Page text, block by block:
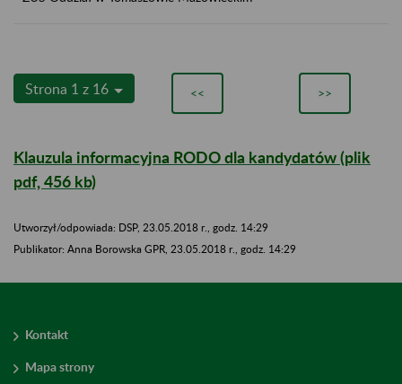
Strona 1 z 16 << >>
Klauzula informacyjna RODO dla kandydatów (plik
pdf, 456 kb)
Utworzył/odpowiada: DSP, 23.05.2018 r., godz. 14:29
​​​​​​​Publikator: Anna Borowska GPR, 23.05.2018 r., godz. 14:29
Kontakt
Mapa strony